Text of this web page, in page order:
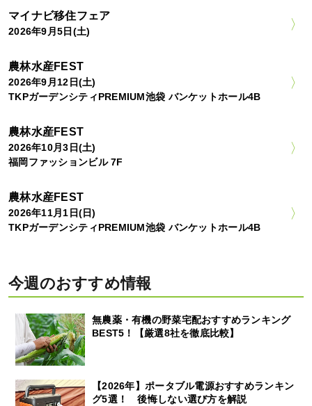
マイナビ移住フェア
2026年9月5日(土)
農林水産FEST
2026年9月12日(土)
TKPガーデンシティPREMIUM池袋 バンケットホール4B
農林水産FEST
2026年10月3日(土)
福岡ファッションビル 7F
農林水産FEST
2026年11月1日(日)
TKPガーデンシティPREMIUM池袋 バンケットホール4B
今週のおすすめ情報
無農薬・有機の野菜宅配おすすめランキング
BEST5！【厳選8社を徹底比較】
【2026年】ポータブル電源おすすめランキン
グ5選！ 後悔しない選び方を解説